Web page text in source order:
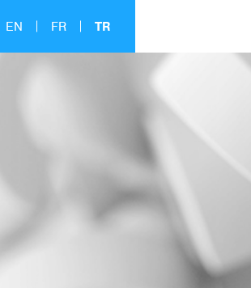
EN FR TR